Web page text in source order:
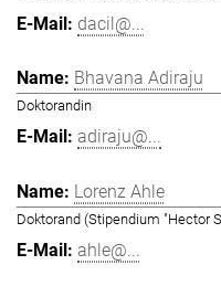
dacil@...
Bhavana Adiraju
Doktorandin
adiraju@...
Lorenz Ahle
Doktorand (Stipendium "Hector
ahle@...